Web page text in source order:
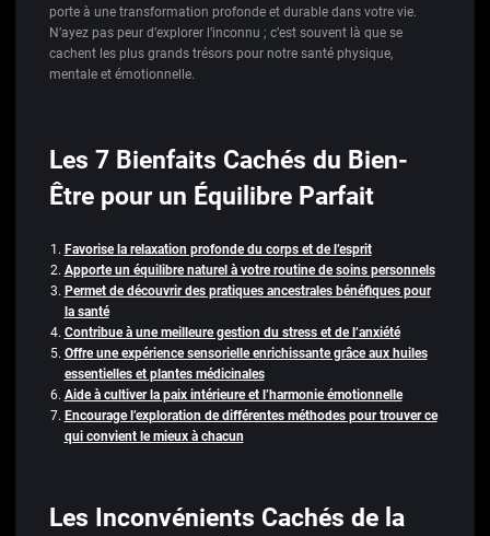
porte à une transformation profonde et durable dans votre vie.
N’ayez pas peur d’explorer l’inconnu ; c’est souvent là que se
cachent les plus grands trésors pour notre santé physique,
mentale et émotionnelle.
Les 7 Bienfaits Cachés du Bien-
Être pour un Équilibre Parfait
Favorise la relaxation profonde du corps et de l’esprit
Apporte un équilibre naturel à votre routine de soins personnels
Permet de découvrir des pratiques ancestrales bénéfiques pour
la santé
Contribue à une meilleure gestion du stress et de l’anxiété
Offre une expérience sensorielle enrichissante grâce aux huiles
essentielles et plantes médicinales
Aide à cultiver la paix intérieure et l’harmonie émotionnelle
Encourage l’exploration de différentes méthodes pour trouver ce
qui convient le mieux à chacun
Les Inconvénients Cachés de la